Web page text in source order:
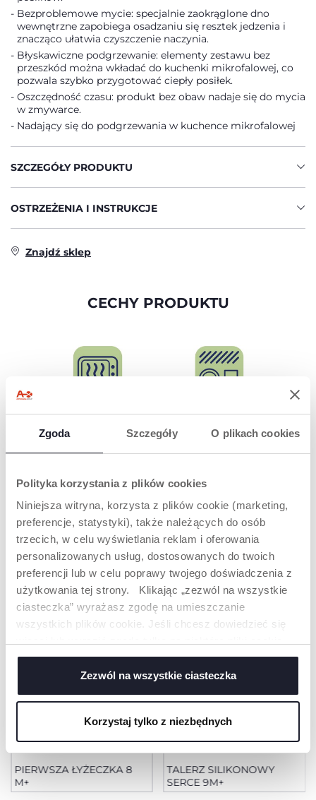
Zgoda Szczegóły O plikach cookies
Polityka korzystania z plików cookies
Niniejsza witryna, korzysta z plików cookie (marketing,
preferencje, statystyki), także należących do osób
trzecich, w celu wyświetlania reklam i oferowania
personalizowanych usług, dostosowanych do twoich
preferencji lub w celu poprawy twojego doświadczenia z
użytkowania tej strony. Klikając „zezwól na wszystkie
ciasteczka” wyrażasz zgodę na umieszczanie
wszystkich plików cookie. Jeśli chcesz dowiedzieć się
kliknij „Ustawienia”. Zamykając ten baner, wyrażasz
zgodę na używanie wyłącznie technicznych plików
cookie, które są niezbędne dla żądanej usługi.
Zezwól na wszystkie ciasteczka
Korzystaj tylko z niezbędnych
Bezproblemowe mycie: specjalnie zaokrąglone dno
wewnętrzne zapobiega osadzaniu się resztek jedzenia i
znacząco ułatwia czyszczenie naczynia.
Błyskawiczne podgrzewanie: elementy zestawu bez
przeszkód można wkładać do kuchenki mikrofalowej, co
pozwala szybko przygotować ciepły posiłek.
Oszczędność czasu: produkt bez obaw nadaje się do mycia
w zmywarce.
Nadający się do podgrzewania w kuchence mikrofalowej
SZCZEGÓŁY PRODUKTU
OSTRZEŻENIA I INSTRUKCJE
Znajdź sklep
CECHY PRODUKTU
W KUCHENCE
MIKROFALOWEJ
komfortu.
ZMYWARCE
Bardziej praktyczne
PRODUKTY, KTÓRE MOGĄ CIĘ
ZAINTERESOWAĆ
PIERWSZA ŁYŻECZKA 8
M+
TALERZ SILIKONOWY
SERCE 9M+